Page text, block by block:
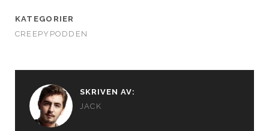
KATEGORIER
CREEPYPODDEN
SKRIVEN AV:
JACK